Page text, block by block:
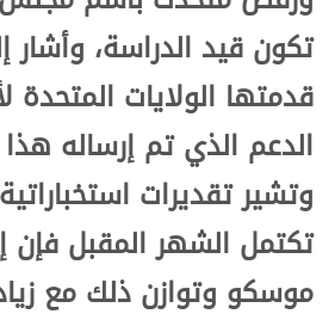
الدعم الذي تم إرساله هذا
وتشير تقديرات
تكتمل الشهر المقبل فإن
موسكو وتوازن ذلك مع